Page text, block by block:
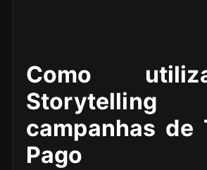
Como
campanhas de
Pago